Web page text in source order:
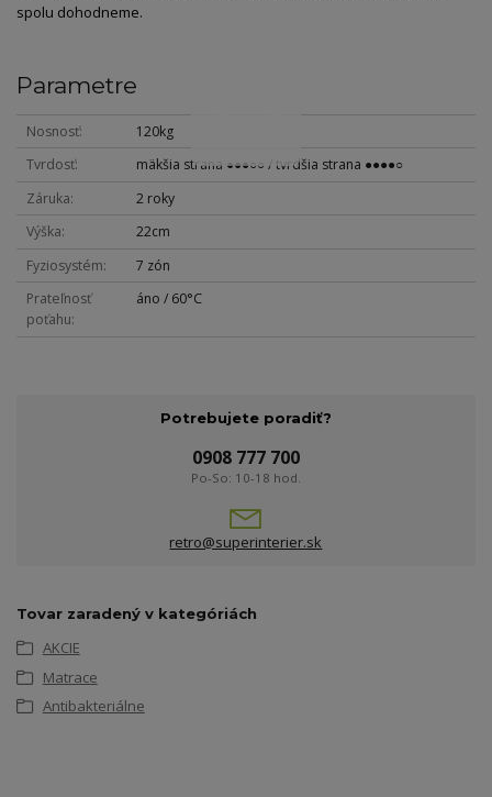
spolu dohodneme.
Parametre
Nosnosť
120kg
Tvrdosť
mäkšia strana ●●●○○ / tvrdšia strana ●●●●○
Záruka
2 roky
Výška
22cm
Fyziosystém
7 zón
Prateľnosť
poťahu
áno / 60°C
Potrebujete poradiť?
0908 777 700
Po-So: 10-18 hod.
retro@superinterier.sk
Tovar zaradený v kategóriách
AKCIE
Matrace
Antibakteriálne